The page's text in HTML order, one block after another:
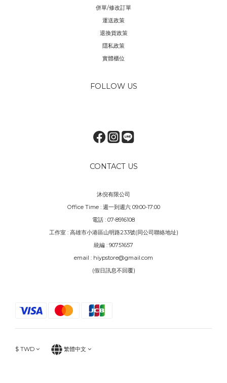
併單/修改訂單
運送政策
退換貨政策
隱私政策
實體櫃位
FOLLOW US
CONTACT US
沐倪有限公司
Office Time : 週一到週六 09:00-17:00
電話 : 07-8916108
工作室 : 高雄市小港區山明路233號(同公司聯絡地址)
統編 : 90751657
email : hiypstore@gmail.com
(假日訊息不回覆)
$ TWD 繁體中文